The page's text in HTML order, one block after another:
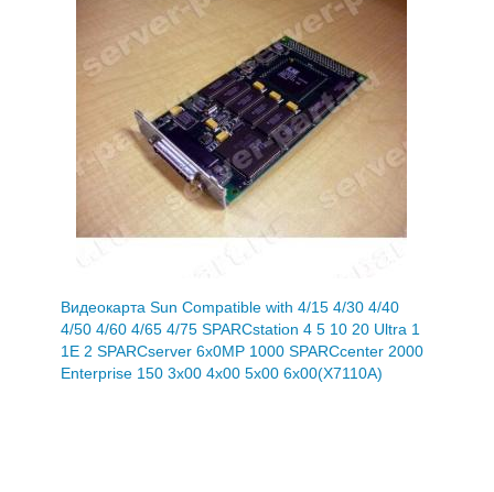
Видеокарта Sun Compatible with 4/15 4/30 4/40
4/50 4/60 4/65 4/75 SPARCstation 4 5 10 20 Ultra 1
1E 2 SPARCserver 6x0MP 1000 SPARCcenter 2000
Enterprise 150 3x00 4x00 5x00 6x00(X7110A)